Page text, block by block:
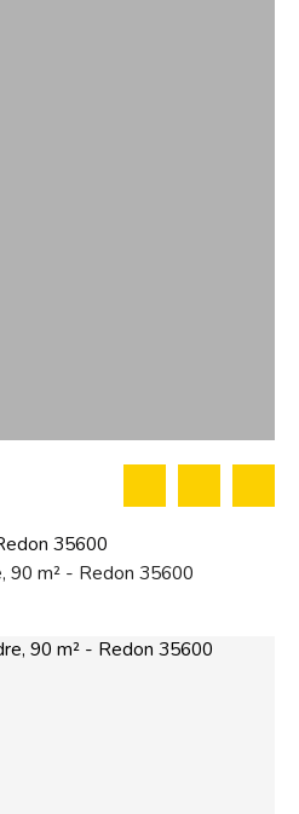
35600
90 m² - Redon 35600